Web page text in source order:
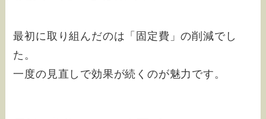
最初に取り組んだのは「固定費」の削減でし
た。
一度の見直しで効果が続くのが魅力です。